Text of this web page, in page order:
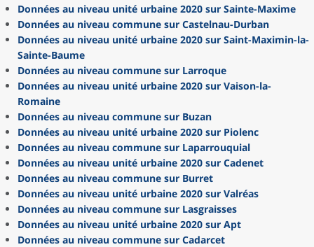
Données au niveau unité urbaine 2020 sur Sainte-Maxime
Données au niveau commune sur Castelnau-Durban
Données au niveau unité urbaine 2020 sur Saint-Maximin-la-
Sainte-Baume
Données au niveau commune sur Larroque
Données au niveau unité urbaine 2020 sur Vaison-la-
Romaine
Données au niveau commune sur Buzan
Données au niveau unité urbaine 2020 sur Piolenc
Données au niveau commune sur Laparrouquial
Données au niveau unité urbaine 2020 sur Cadenet
Données au niveau commune sur Burret
Données au niveau unité urbaine 2020 sur Valréas
Données au niveau commune sur Lasgraisses
Données au niveau unité urbaine 2020 sur Apt
Données au niveau commune sur Cadarcet